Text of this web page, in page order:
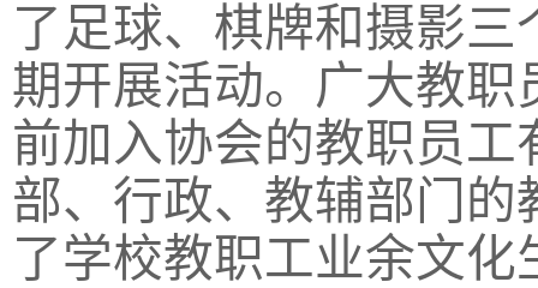
了足球、棋牌和摄影
期开展活动。广大教
前加入协会的教职员工
部、行政、教辅部门
了学校教职工业余文